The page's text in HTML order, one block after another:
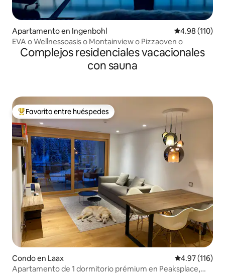
Apartamento en Ingenbohl Calificación
4.98 (110)
EVA o Wellnessoasis o Montainview o Pizzaoven o
Complejos residenciales vacacionales
con sauna
Favorito entre huéspedes preferido
Favorito entre huéspedes
Condo en Laax Calificación
4.97 (116)
Apartamento de 1 dormitorio prémium en Peaksplace,